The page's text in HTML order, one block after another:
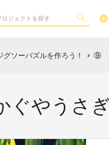
グソーパズルを作ろう！ chevron_right ⑨
やうさぎ